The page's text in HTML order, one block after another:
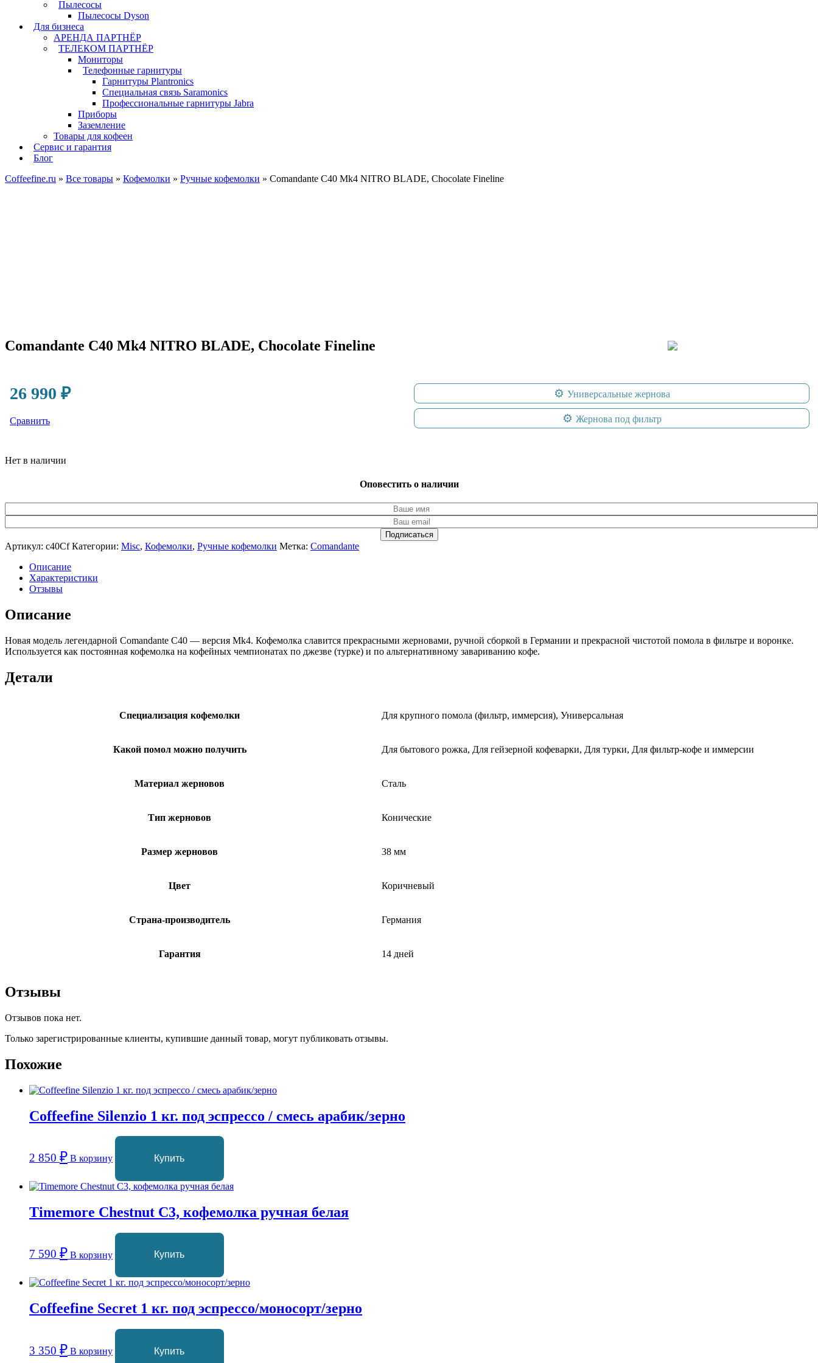
Пылесосы
Пылесосы Dyson
Для бизнеса
АРЕНДА ПАРТНЁР
ТЕЛЕКОМ ПАРТНЁР
Мониторы
Телефонные гарнитуры
Гарнитуры Plantronics
Специальная связь Saramonics
Профессиональные гарнитуры Jabra
Приборы
Заземление
Товары для кофеен
Сервис и гарантия
Блог
Coffeefine.ru » Все товары » Кофемолки » Ручные кофемолки » Comandante C40 Mk4 NITRO BLADE, Chocolate Fineline
Comandante C40 Mk4 NITRO BLADE, Chocolate Fineline
26 990 ₽
Сравнить
Универсальные жернова
Жернова под фильтр
Нет в наличии
Оповестить о наличии
Подписаться
Артикул: c40Cf Категории: Misc, Кофемолки, Ручные кофемолки Метка: Comandante
Описание
Характеристики
Отзывы
Описание
Новая модель легендарной Comandante C40 — версия Mk4. Кофемолка славится прекрасными жерновами, ручной сборкой в Германии и прекрасной чистотой помола в фильтре и воронке.
Используется как постоянная кофемолка на кофейных чемпионатах по джезве (турке) и по альтернативному завариванию кофе.
Детали
Специализация кофемолки Для крупного помола (фильтр, иммерсия), Универсальная
Какой помол можно получить Для бытового рожка, Для гейзерной кофеварки, Для турки, Для фильтр-кофе и иммерсии
Материал жерновов Сталь
Тип жерновов Конические
Размер жерновов 38 мм
Цвет Коричневый
Страна-производитель Германия
Гарантия 14 дней
Отзывы
Отзывов пока нет.
Только зарегистрированные клиенты, купившие данный товар, могут публиковать отзывы.
Похожие
Coffeefine Silenzio 1 кг. под эспрессо / смесь арабик/зерно
2 850 ₽ В корзину Купить
Timemore Chestnut C3, кофемолка ручная белая
7 590 ₽ В корзину Купить
Coffeefine Secret 1 кг. под эспрессо/моносорт/зерно
3 350 ₽ В корзину Купить